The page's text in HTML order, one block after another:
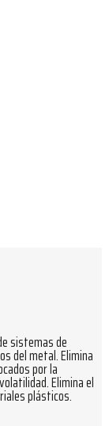
sistemas de
del metal. Elimina
por la
Elimina el
plásticos.